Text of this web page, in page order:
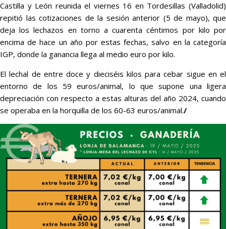
Castilla y León reunida el viernes 16 en Tordesillas (Valladolid)
repitió las cotizaciones de la sesión anterior (5 de mayo), que
deja los lechazos en torno a cuarenta céntimos por kilo por
encima de hace un año por estas fechas, salvo en la categoría
IGP, donde la ganancia llega al medio euro por kilo.
El lechal de entre doce y dieciséis kilos para cebar sigue en el
entorno de los 59 euros/animal, lo que supone una ligera
depreciación con respecto a estas alturas del año 2024, cuando
se operaba en la horquilla de los 60-63 euros/animal./